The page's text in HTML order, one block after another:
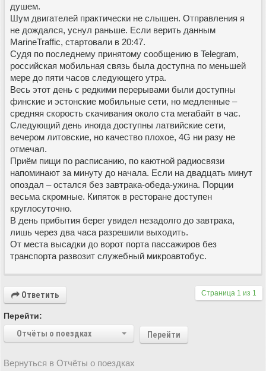
душем.
Шум двигателей практически не слышен. Отправления я
не дождался, уснул раньше. Если верить данным
MarineTraffic, стартовали в 20:47.
Судя по последнему принятому сообщению в Telegram,
российская мобильная связь была доступна по меньшей
мере до пяти часов следующего утра.
Весь этот день с редкими перерывами были доступны
финские и эстонские мобильные сети, но медленные –
средняя скорость скачивания около ста мегабайт в час.
Следующий день иногда доступны латвийские сети,
вечером литовские, но качество плохое, 4G ни разу не
отмечал.
Приём пищи по расписанию, по каютной радиосвязи
напоминают за минуту до начала. Если на двадцать минут
опоздал – остался без завтрака-обеда-ужина. Порции
весьма скромные. Кипяток в ресторане доступен
круглосуточно.
В день прибытия берег увидел незадолго до завтрака,
лишь через два часа разрешили выходить.
От места высадки до ворот порта пассажиров без
транспорта развозит служебный микроавтобус.
Ответить Страница 1 из 1
Перейти:
Отчёты о поездках
Перейти
Вернуться в Отчёты о поездках